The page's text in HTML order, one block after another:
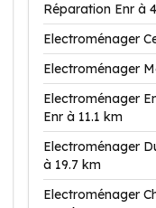
Réparation Enr à
Electroménager
Electroménager
Electroménager
Enr à 11.1 km
Electroménager
à 19.7 km
Electroménager